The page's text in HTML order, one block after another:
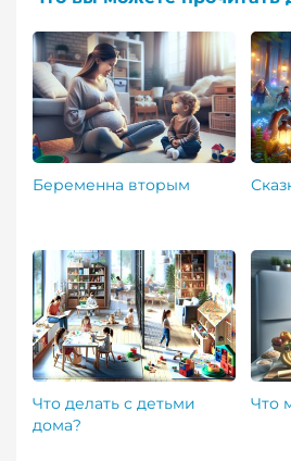
Беременна вторым
Что делать с детьми
дома?
Что